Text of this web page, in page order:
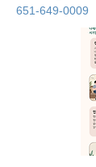
651-649-0009